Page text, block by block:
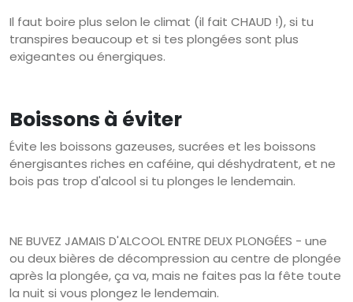
Il faut boire plus selon le climat (il fait CHAUD !), si tu
transpires beaucoup et si tes plongées sont plus
exigeantes ou énergiques.
Boissons à éviter
Évite les boissons gazeuses, sucrées et les boissons
énergisantes riches en caféine, qui déshydratent, et ne
bois pas trop d'alcool si tu plonges le lendemain.
NE BUVEZ JAMAIS D'ALCOOL ENTRE DEUX PLONGÉES - une
ou deux bières de décompression au centre de plongée
après la plongée, ça va, mais ne faites pas la fête toute
la nuit si vous plongez le lendemain.